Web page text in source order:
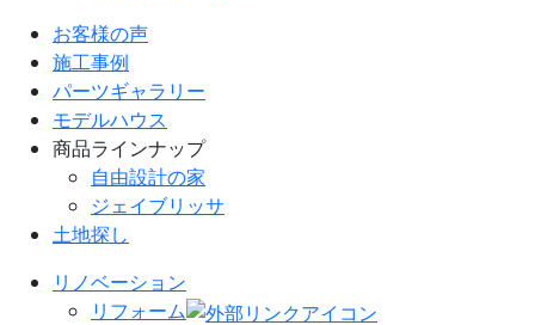
お客様の声
施工事例
パーツギャラリー
モデルハウス
商品ラインナップ
自由設計の家
ジェイブリッサ
土地探し
リノベーション
リフォーム